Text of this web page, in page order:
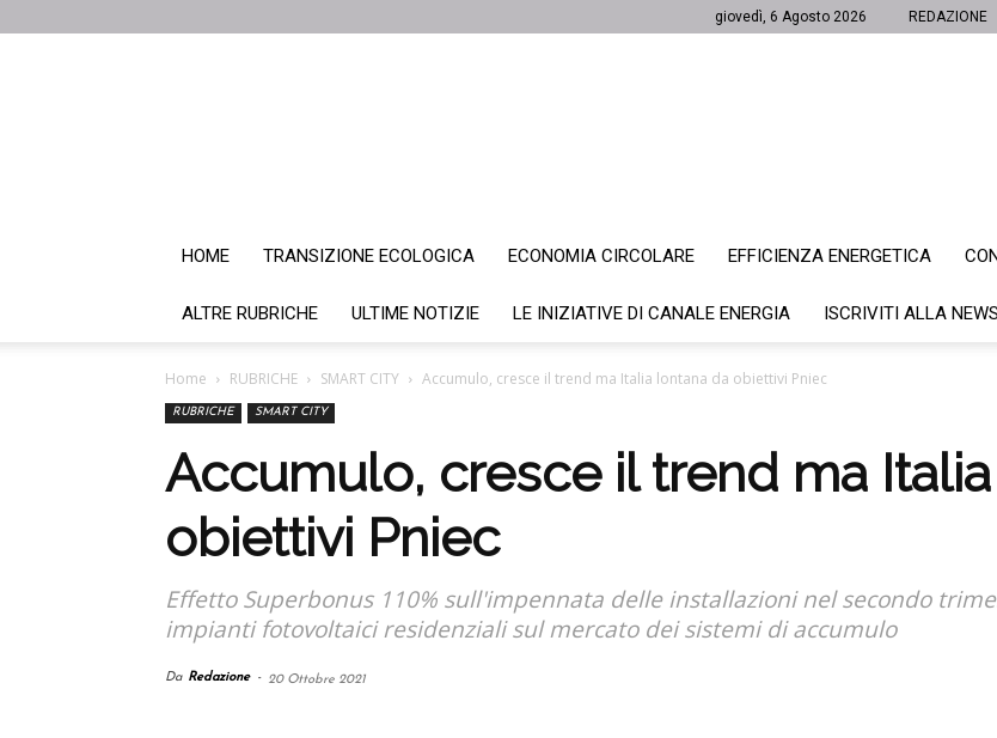
giovedì, 6 Agosto 2026 REDAZIONE
HOME TRANSIZIONE ECOLOGICA ECONOMIA CIRCOLARE EFFICIENZA ENERGETICA
ALTRE RUBRICHE ULTIME NOTIZIE LE INIZIATIVE DI CANALE ENERGIA ISCRIVITI ALLA
Home RUBRICHE SMART CITY Accumulo, cresce il trend ma Italia lontana da obiettivi Pniec
RUBRICHE SMART CITY
Accumulo, cresce il trend ma
obiettivi Pniec
Effetto Superbonus 110% sull'impennata delle installazioni nel secondo
impianti fotovoltaici residenziali sul mercato dei sistemi di accumulo
Da Redazione - 20 Ottobre 2021